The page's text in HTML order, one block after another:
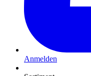
Anmelden